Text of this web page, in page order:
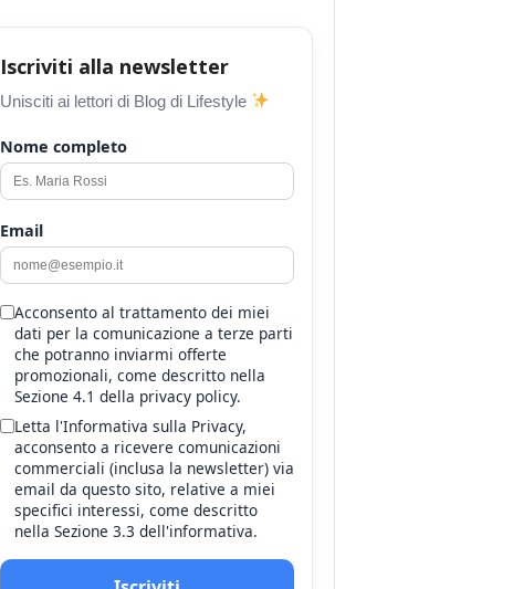
Iscriviti alla newsletter
Unisciti ai lettori di Blog di Lifestyle
Nome completo
Email
Acconsento al trattamento dei miei
dati per la comunicazione a terze parti
che potranno inviarmi offerte
promozionali, come descritto nella
Sezione 4.1 della privacy policy.
Letta l'Informativa sulla Privacy,
acconsento a ricevere comunicazioni
commerciali (inclusa la newsletter) via
email da questo sito, relative a miei
specifici interessi, come descritto
nella Sezione 3.3 dell'informativa.